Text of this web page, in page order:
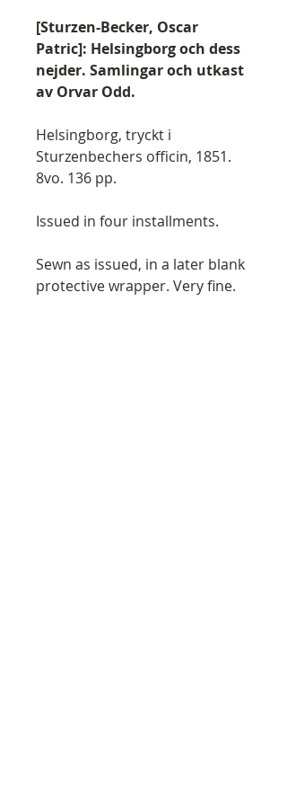
[Sturzen-Becker, Oscar
Patric]: Helsingborg och dess
nejder. Samlingar och utkast
av Orvar Odd.
Helsingborg, tryckt i
Sturzenbechers officin, 1851.
8vo. 136 pp.
Issued in four installments.
Sewn as issued, in a later blank
protective wrapper. Very fine.